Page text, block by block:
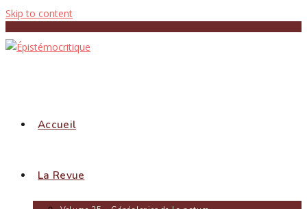
Skip to content
Accueil
La Revue